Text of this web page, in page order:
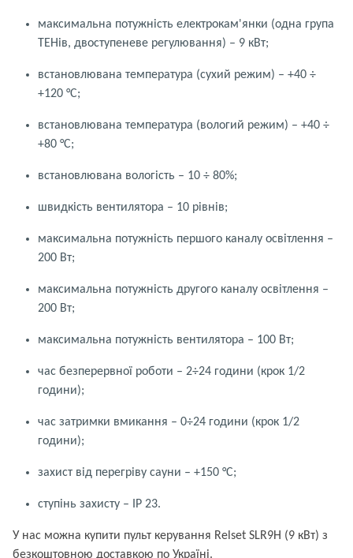
максимальна потужність електрокам'янки (одна група
ТЕНів, двоступеневе регулювання) – 9 кВт;
встановлювана температура (сухий режим) – +40 ÷
+120 °С;
встановлювана температура (вологий режим) – +40 ÷
+80 °С;
встановлювана вологість – 10 ÷ 80%;
швидкість вентилятора – 10 рівнів;
максимальна потужність першого каналу освітлення –
200 Вт;
максимальна потужність другого каналу освітлення –
200 Вт;
максимальна потужність вентилятора – 100 Вт;
час безперервної роботи – 2÷24 години (крок 1/2
години);
час затримки вмикання – 0÷24 години (крок 1/2
години);
захист від перегріву сауни – +150 °C;
ступінь захисту – IP 23.
У нас можна купити пульт керування Relset SLR9H (9 кВт) з
безкоштовною доставкою по Україні.